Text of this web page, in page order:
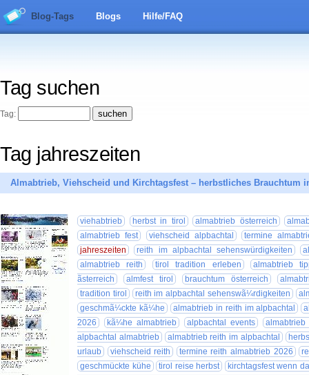
Blog-Tags Blogs Hilfe/FAQ
Tag suchen
Tag:
Tag jahreszeiten
Almabtrieb, Viehscheid und Kirchtagsfest – herbstliches Brauchtum
viehabtrieb herbst in tirol almabtrieb österreich
almabtrieb fest
viehscheid alpbachtal
termine
jahreszeiten
reith im alpbachtal sehenswürdigkeiten
almabtrieb reith
tirol tradition erleben
almabtrieb
ãsterreich
almfest tirol brauchtum österreich
tradition tirol
reith im alpbachtal sehenswã¼rdigkeiten
geschmã¼ckte kã¼he
almabtrieb in reith im alpbachtal
2026
kã¼he almabtrieb alpbachtal events
almabtrieb
alpbachtal almabtrieb
almabtrieb reith im alpbachtal
urlaub
viehscheid reith termine reith almabtrieb 2026
geschmückte kühe
tirol reise herbst
kirchtagsfest wenn